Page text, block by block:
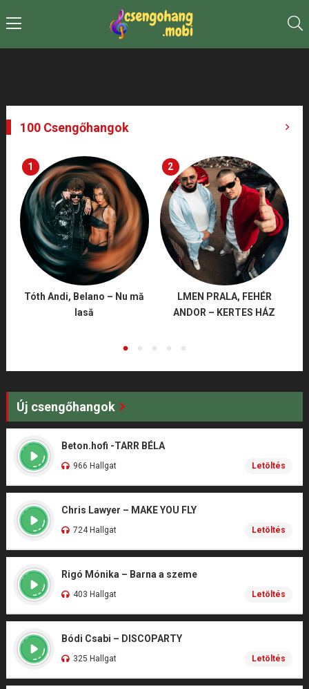
100 Csengőhangok
1
Tóth Andi, Belano – Nu mă
lasă
2
LMEN PRALA, FEHÉR
ANDOR – KERTES HÁZ
Új csengőhangok
Beton.hofi -TARR BÉLA
966 Hallgat Letöltés
Chris Lawyer – MAKE YOU FLY
724 Hallgat Letöltés
Rigó Mónika – Barna a szeme
403 Hallgat Letöltés
Bódi Csabi – DISCOPARTY
325 Hallgat Letöltés